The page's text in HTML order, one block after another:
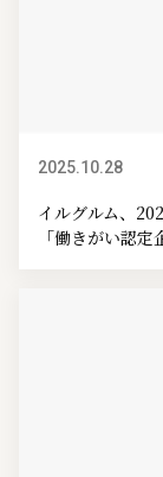
2025.10.28
イルグルム、
「働きがい認